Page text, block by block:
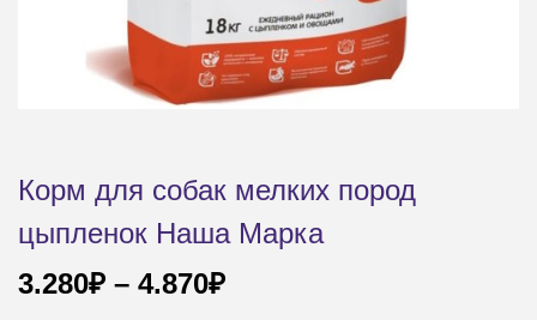
Корм для собак мелких пород
цыпленок Наша Марка
3.280₽ – 4.870₽